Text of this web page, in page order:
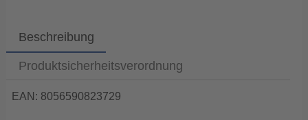
Beschreibung
Produktsicherheitsverordnung
EAN: 8056590823729